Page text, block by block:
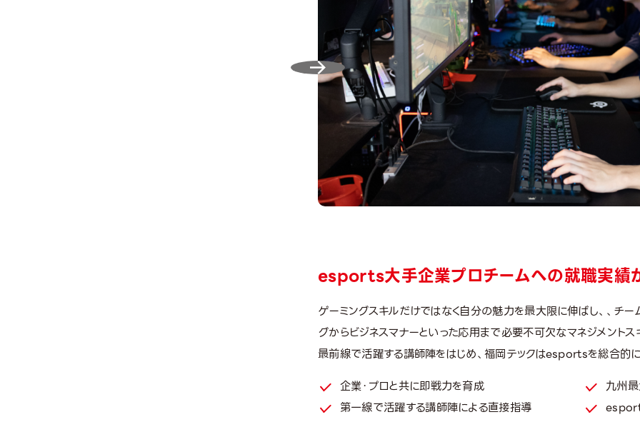
esports大手企業プロチームへの就職実績
ゲーミングスキルだけではなく自分の魅力を最大限に伸ばし、、チ
グからビジネスマナーといった応用まで必要不可欠なマネジメント
最前線で活躍する講師陣をはじめ、福岡テックはesportsを総合的
企業・プロと共に即戦力を育成
九州
第一線で活躍する講師陣による直接指導